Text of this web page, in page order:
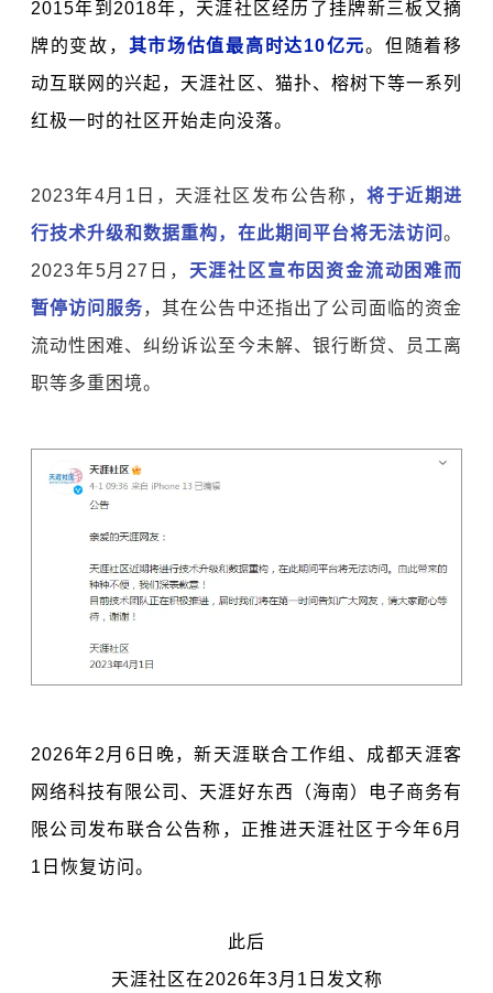
2015年到2018年，天涯社区经历了挂牌新三板 又摘
牌的变故， 其市场估值最高时达10亿元。但随着移
动互联网 的兴起，天涯社区、 猫扑、榕树下等一系列
红极一时的社区开始走向没落。
2023年4月1日，天涯社区发布公告称，将于近期进
行技术升级和数据重构，在此期间平台将无法访问 。
2023年5月27日， 天涯社区宣布因资金流动困难而
暂停访问服务，其在公告中还指出了公司面临的资金
流动性困难、纠纷诉讼至今未解、银行断贷、员工离
职等多重困境。
2026年2月6日晚，新天涯联合工作组、成都天涯客
网络科技有限公司、天涯好东西（海南）电子商务有
限公司发布联合公告称，正推进天涯社区于今年6月
1日恢复访问。
此后
天涯社区在2026年3月1日 发文称